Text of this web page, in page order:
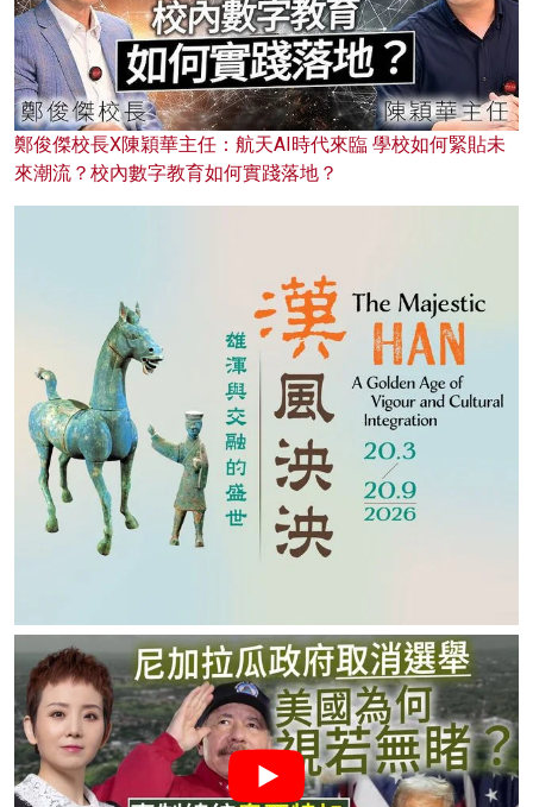
鄭俊傑校長X陳穎華主任：航天AI時代來臨 學校如何緊貼未
來潮流？校內數字教育如何實踐落地？